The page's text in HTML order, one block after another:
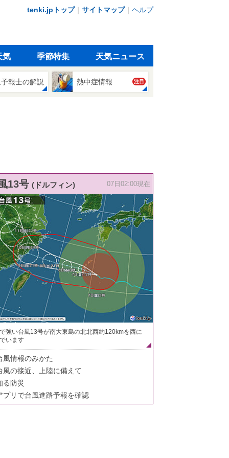
tenki.jpトップ｜ サイトマップ｜ ヘルプ
気 季節特集 天気ニュース
報士の解説 熱中症情報 注目
13号 (ドルフィン) 07日02:00現在
強い台風13号が南大東島の北北西約120kmを西に
います
風情報のみかた
風の接近、上陸に備えて
る防災
プリで台風進路予報を確認